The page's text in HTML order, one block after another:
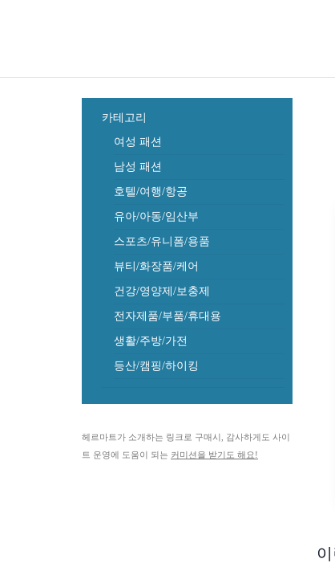
카테고리
여성 패션
남성 패션
호텔/여행/항공
유아/아동/임산부
스포츠/유니폼/용품
뷰티/화장품/케어
건강/영양제/보충제
전자제품/부품/휴대용
생활/주방/가전
등산/캠핑/하이킹
헤르마트가 소개하는 링크로 구매시, 감사하게도 사이
트 운영에 도움이 되는 커미션을 받기도 해요!